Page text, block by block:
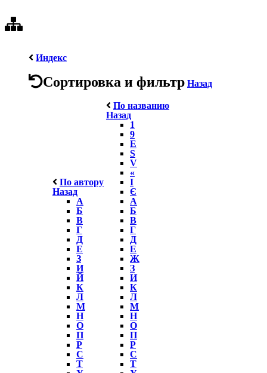
Индекс
Сортировка и фильтр Назад
По автору
Назад
А
Б
В
Г
Д
Е
З
И
Й
К
Л
М
Н
О
П
Р
С
Т
По названию
Назад
1
9
E
S
V
«
І
Є
А
Б
В
Г
Д
Е
Ж
З
И
К
Л
М
Н
О
П
Р
С
Т